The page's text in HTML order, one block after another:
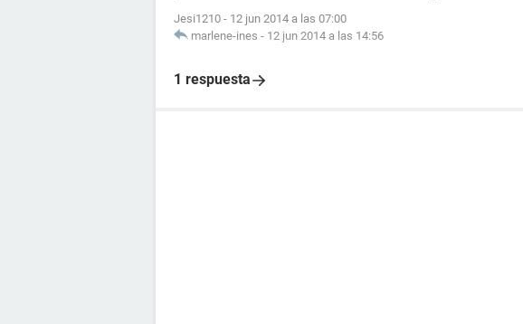
Jesi1210 - 12 jun 2014 a las 07:00
marlene-ines - 12 jun 2014 a las 14:56
1 respuesta